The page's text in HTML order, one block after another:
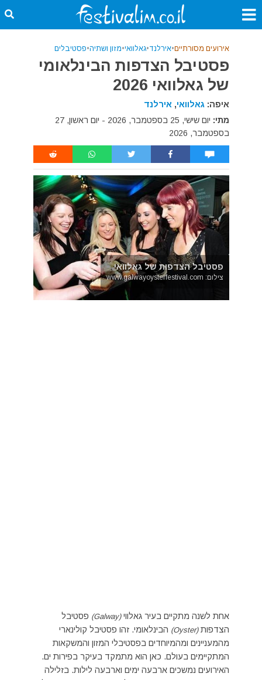
אירועים מסורתיים•אירלנד•גאלוואי•מזון ושתיה•פסטיבלים
פסטיבל הצדפות הבינלאומי
של גאלוואי 2026
איפה: גאלוואי, אירלנד
מתי:
יום שישי, 25 בספטמבר, 2026 - יום ראשון, 27
בספטמבר, 2026
פסטיבל הצדפות של גאלוואי
צילום: www.galwayoysterfestival.com
אחת לשנה מתקיים בעיר גאלווי (Galway)
פסטיבל
הצדפות (Oyster)
הבינלאומי. זהו פסטיבל קולינארי
מהמעניינים ומהמיוחדים בפסטיבלי המזון והמשקאות
המתקיימים בעולם. כאן הוא מתמקד בעיקר בפירות ים.
האירועים נמשכים ארבעה ימים וארבעה לילות. בזלילה